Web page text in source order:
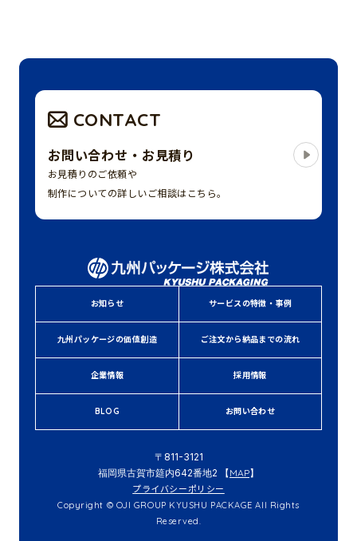
CONTACT
お問い合わせ・お見積り
お見積りのご依頼や
制作についての詳しいご相談はこちら。
お知らせ サービスの特徴・事例
九州パッケージの価値創造 ご注文から納品までの流れ
企業情報 採用情報
BLOG お問い合わせ
〒811-3121
福岡県古賀市筵内642番地2 【MAP】
プライバシーポリシー
Copyright © OJI GROUP KYUSHU PACKAGE All Rights
Reserved.